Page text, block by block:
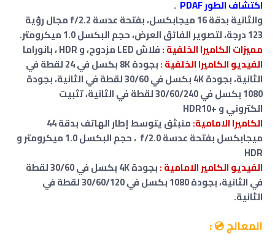
اكتشاف الطور PDAF
.
والثانية بدقة 16 ميجابكسل
، بفتحة عدسة f/2.2 مجال رؤية
123 درجة
، لتصوير الفائق العرض، حجم البكسل 1.0 ميكرومتر.
مميزاتالكاميرا الخلفية :فلاش LED مزدوج،و
الفيديو الكاميرا الخلفية :
بجودة 8K بكسل في 24 لقطة في
الثانية،بجودة 4K بكسل في 30/60 لقطة في الثانية ،بجودة
1080 بكسل في 30/60/240 لقطة في الثانية
،تثبيت
الكتروني و+
HDR10
الكاميرا الامامية:منبثق يتوسط إطار الهاتف
بدقة 44
ميجابكسل بفتحة عدسة f/2.0 ، حجم البكسل 1.0 ميكرومتر و
HDR
الفيديو الكاميرالامامية:
بجودة 4K بكسل في 30/60 لقطة
في الثانية،
بجودة 1080 بكسل في 30/60/120 لقطة في
الثانية.
المعالج 💿 :